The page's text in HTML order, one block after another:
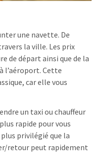
une navette. De
la ville. Les prix
de départ ainsi que de la
l’aéroport. Cette
car elle vous
un taxi ou chauffeur
rapide pour vous
privilégié que la
retour peut rapidement